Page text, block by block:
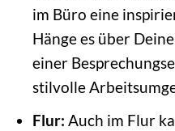
im Büro eine
Hänge es über
einer
stilvolle
Flur: Auch im Flur